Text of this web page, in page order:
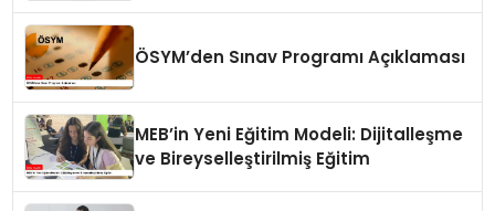
ÖSYM’den Sınav Programı Açıklaması
MEB’in Yeni Eğitim Modeli: Dijitalleşme
ve Bireyselleştirilmiş Eğitim